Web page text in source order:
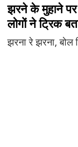
झरने के मुहाने
लोगों ने ट्रिक
झरना रे झरना, बोल